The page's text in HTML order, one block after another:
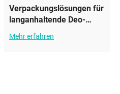
Verpackungslösungen für
langanhaltende Deo-
Frische
Mehr erfahren